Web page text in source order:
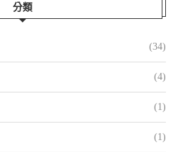
分類
(34)
(4)
(1)
(1)